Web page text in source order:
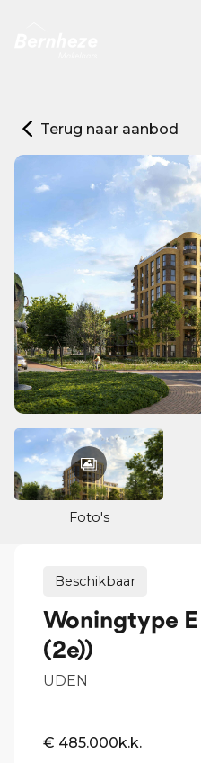
Terug naar aanbod
Foto's
Beschikbaar
Woningtype
(2e))
UDEN
€ 485.000k.k.